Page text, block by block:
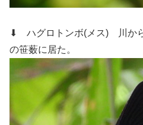
⬇ ハグロトンボ(メス)
川か
の笹薮に居た。